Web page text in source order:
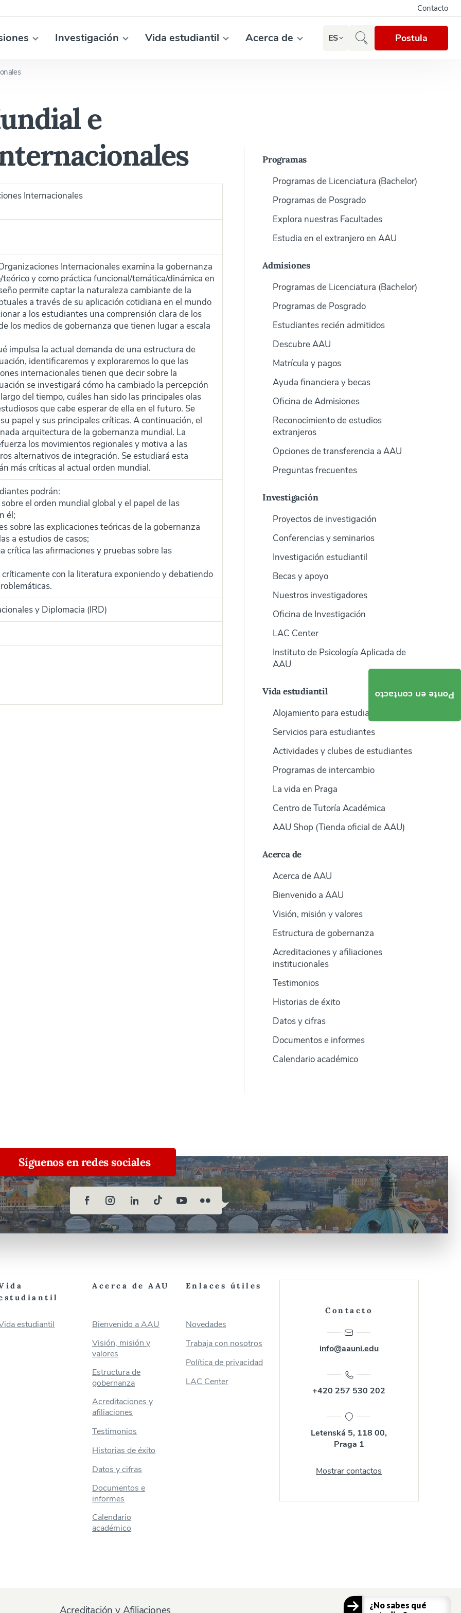
Investigación Vida estudiantil Acerca de ES Postula
Contacto
e
Internacionales
Internacionales examina la gobernanza
y como práctica funcional/temática/dinámica en
permite captar la naturaleza cambiante de la
a través de su aplicación cotidiana en el mundo
a los estudiantes una comprensión clara de los
los medios de gobernanza que tienen lugar a escala
impulsa la actual demanda de una estructura de
identificaremos y exploraremos lo que las
internacionales tienen que decir sobre la
se investigará cómo ha cambiado la percepción
del tiempo, cuáles han sido las principales olas
que cabe esperar de ella en el futuro. Se
papel y sus principales críticas. A continuación, el
arquitectura de la gobernanza mundial. La
los movimientos regionales y motiva a las
alternativos de integración. Se estudiará esta
más críticas al actual orden mundial.
podrán:
el orden mundial global y el papel de las
él;
sobre las explicaciones teóricas de la gobernanza
a estudios de casos;
crítica las afirmaciones y pruebas sobre las
con la literatura exponiendo y debatiendo
y Diplomacia (IRD)
Programas
Programas de Licenciatura (Bachelor)
Programas de Posgrado
Explora nuestras Facultades
Estudia en el extranjero en AAU
Admisiones
Programas de Licenciatura (Bachelor)
Programas de Posgrado
Estudiantes recién admitidos
Descubre AAU
Matrícula y pagos
Ayuda financiera y becas
Oficina de Admisiones
Reconocimiento de estudios
extranjeros
Opciones de transferencia a AAU
Preguntas frecuentes
Investigación
Proyectos de investigación
Conferencias y seminarios
Investigación estudiantil
Becas y apoyo
Nuestros investigadores
Oficina de Investigación
LAC Center
Instituto de Psicología Aplicada de
AAU
Vida estudiantil
Alojamiento para estudiantes
Servicios para estudiantes
Actividades y clubes de estudiantes
Programas de intercambio
La vida en Praga
Centro de Tutoría Académica
AAU Shop (Tienda oficial de AAU)
Acerca de
Acerca de AAU
Bienvenido a AAU
Visión, misión y valores
Estructura de gobernanza
Acreditaciones y afiliaciones
institucionales
Testimonios
Historias de éxito
Datos y cifras
Documentos e informes
Calendario académico
Síguenos en redes sociales
estudiantil
Acerca de AAU
Bienvenido a AAU
Visión, misión y
valores
Estructura de
gobernanza
Acreditaciones y
afiliaciones
Testimonios
Historias de éxito
Datos y cifras
Documentos e
informes
Calendario
académico
Enlaces útiles
Novedades
Trabaja con nosotros
Política de privacidad
LAC Center
Contacto
info@aauni.edu
+420 257 530 202
Letenská 5, 118 00,
Praga 1
Mostrar contactos
Ponte en contacto
¿No sabes qué